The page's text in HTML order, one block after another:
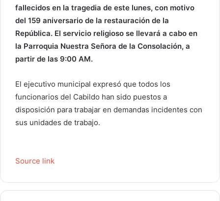
fallecidos en la tragedia de este lunes, con motivo
del 159 aniversario de la restauración de la
República. El servicio religioso se llevará a cabo en
la Parroquia Nuestra Señora de la Consolación, a
partir de las 9:00 AM.
El ejecutivo municipal expresó que todos los
funcionarios del Cabildo han sido puestos a
disposición para trabajar en demandas incidentes con
sus unidades de trabajo.
Source link